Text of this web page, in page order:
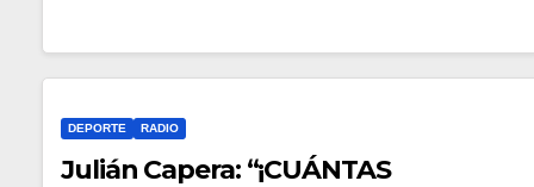
DEPORTE RADIO
Julián Capera: “¡CUÁNTAS